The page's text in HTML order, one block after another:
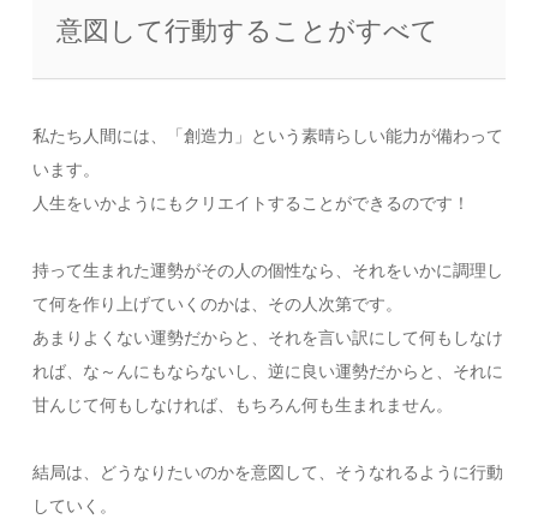
意図して行動することがすべて
私たち人間には、「創造力」という素晴らしい能力が備わって
います。
人生をいかようにもクリエイトすることができるのです！
持って生まれた運勢がその人の個性なら、それをいかに調理し
て何を作り上げていくのかは、その人次第です。
あまりよくない運勢だからと、それを言い訳にして何もしなけ
れば、な～んにもならないし、逆に良い運勢だからと、それに
甘んじて何もしなければ、もちろん何も生まれません。
結局は、どうなりたいのかを意図して、そうなれるように行動
していく。